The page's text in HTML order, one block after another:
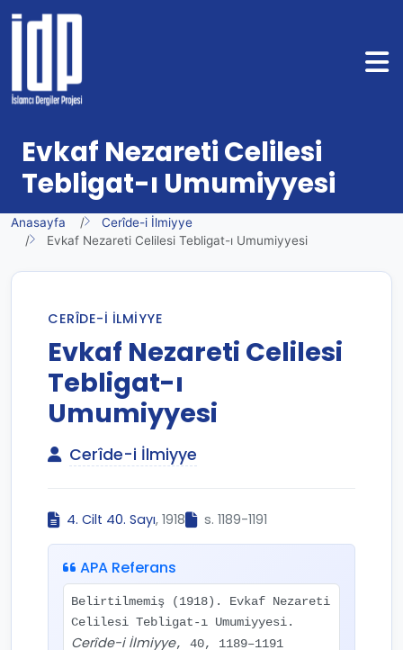
Evkaf Nezareti Celilesi
Tebligat-ı Umumiyyesi
Anasayfa
Cerîde-i İlmiyye
Evkaf Nezareti Celilesi Tebligat-ı Umumiyyesi
CERÎDE-I İLMIYYE
Evkaf Nezareti Celilesi
Tebligat-ı
Umumiyyesi
Cerîde-i İlmiyye
4. Cilt 40. Sayı, 1918 s. 1189-1191
APA Referans
Belirtilmemiş (1918). Evkaf Nezareti
Celilesi Tebligat-ı Umumiyyesi.
Cerîde-i İlmiyye, 40, 1189–1191